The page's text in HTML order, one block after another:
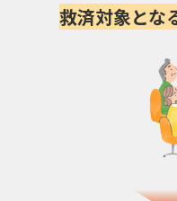
救済対象とな